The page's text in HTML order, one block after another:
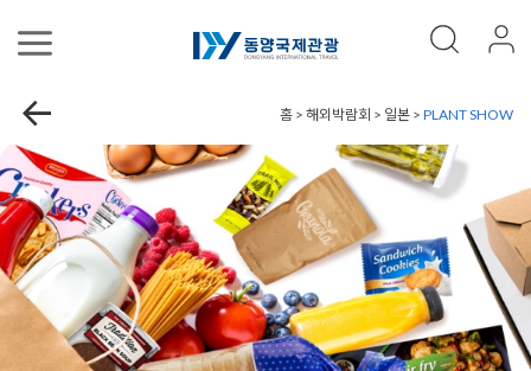
홈 > 해외박람회 > 일본 > PLANT SHOW